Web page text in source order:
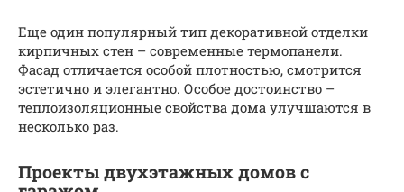
Еще один популярный тип декоративной отделки
кирпичных стен – современные термопанели.
Фасад отличается особой плотностью, смотрится
эстетично и элегантно. Особое достоинство –
теплоизоляционные свойства дома улучшаются в
несколько раз.
Проекты двухэтажных домов с